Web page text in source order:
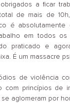
a ficar
de mais de
é absolutamente
em todos os
praticado e
É um massacre
de violência
com princípios de
aglomeram por